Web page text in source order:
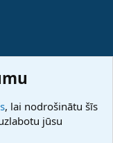
, lai nodrošinātu šīs
jūsu